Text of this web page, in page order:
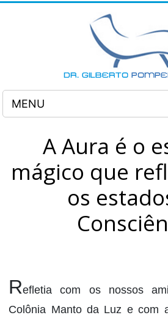
A Aura é o
mágico que
os
Refletia com os nossos
Colônia Manto da Luz e com